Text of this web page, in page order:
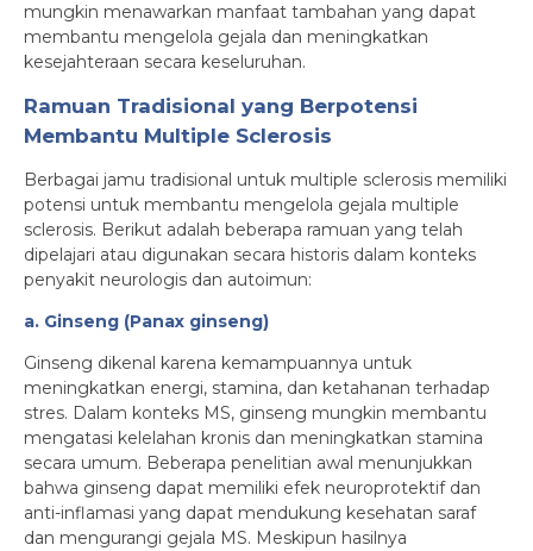
mungkin menawarkan manfaat tambahan yang dapat
membantu mengelola gejala dan meningkatkan
kesejahteraan secara keseluruhan.
Ramuan Tradisional yang Berpotensi
Membantu Multiple Sclerosis
Berbagai jamu tradisional untuk multiple sclerosis memiliki
potensi untuk membantu mengelola gejala multiple
sclerosis. Berikut adalah beberapa ramuan yang telah
dipelajari atau digunakan secara historis dalam konteks
penyakit neurologis dan autoimun:
a. Ginseng (Panax ginseng)
Ginseng dikenal karena kemampuannya untuk
meningkatkan energi, stamina, dan ketahanan terhadap
stres. Dalam konteks MS, ginseng mungkin membantu
mengatasi kelelahan kronis dan meningkatkan stamina
secara umum. Beberapa penelitian awal menunjukkan
bahwa ginseng dapat memiliki efek neuroprotektif dan
anti-inflamasi yang dapat mendukung kesehatan saraf
dan mengurangi gejala MS. Meskipun hasilnya